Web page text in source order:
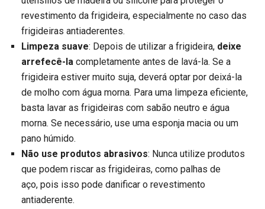
revestimento da frigideira, especialmente no caso das
frigideiras antiaderentes.
Limpeza suave: Depois de utilizar a frigideira, deixe
arrefecê-la completamente antes de lavá-la. Se a
frigideira estiver muito suja, deverá optar por deixá-la
de molho com água morna. Para uma limpeza eficiente,
basta lavar as frigideiras com sabão neutro e água
morna. Se necessário, use uma esponja macia ou um
pano húmido.
Não use produtos abrasivos: Nunca utilize produtos
que podem riscar as frigideiras, como palhas de
aço, pois isso pode danificar o revestimento
antiaderente.